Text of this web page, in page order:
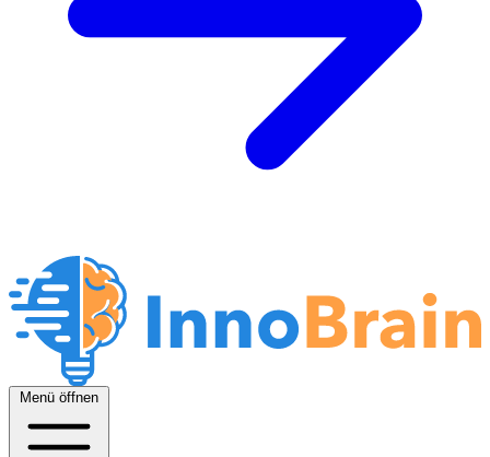
Menü öffnen